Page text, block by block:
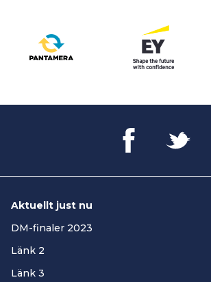
Aktuellt just nu
DM-finaler 2023
Länk 2
Länk 3